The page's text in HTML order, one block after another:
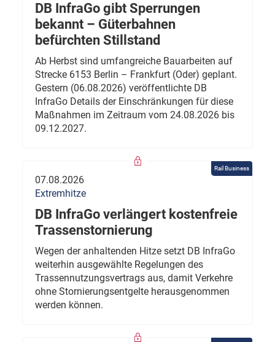
DB InfraGo gibt Sperrungen
bekannt – Güterbahnen
befürchten Stillstand
Ab Herbst sind umfangreiche Bauarbeiten auf
Strecke 6153 Berlin – Frankfurt (Oder) geplant.
Gestern (06.08.2026) veröffentlichte DB
InfraGo Details der Einschränkungen für diese
Maßnahmen im Zeitraum vom 24.08.2026 bis
09.12.2027.
Rail Business
07.08.2026
Extremhitze
DB InfraGo verlängert kostenfreie
Trassenstornierung
Wegen der anhaltenden Hitze setzt DB InfraGo
weiterhin ausgewählte Regelungen des
Trassennutzungsvertrags aus, damit Verkehre
ohne Stornierungsentgelte herausgenommen
werden können.